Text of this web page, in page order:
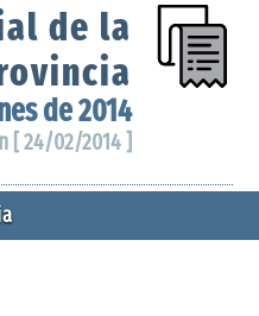
de la
de 2014
[ 24/02/2014 ]